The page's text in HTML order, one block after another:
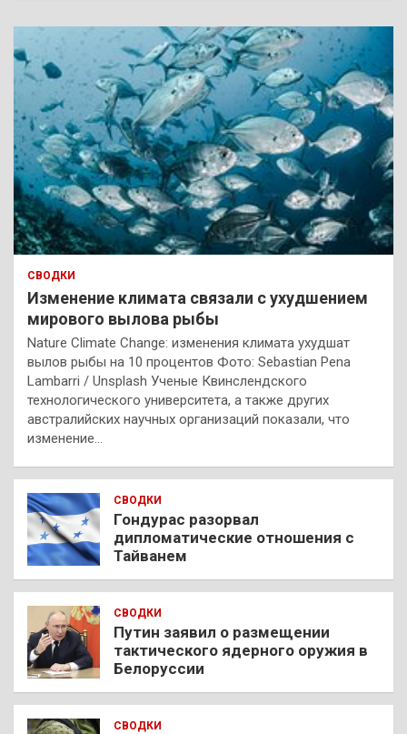
СВОДКИ
Изменение климата связали с ухудшением
мирового вылова рыбы
Nature Climate Change: изменения климата ухудшат
вылов рыбы на 10 процентов Фото: Sebastian Pena
Lambarri / Unsplash Ученые Квинслендского
технологического университета, а также других
австралийских научных организаций показали, что
изменение…
СВОДКИ
Гондурас разорвал
дипломатические отношения с
Тайванем
СВОДКИ
Путин заявил о размещении
тактического ядерного оружия в
Белоруссии
СВОДКИ